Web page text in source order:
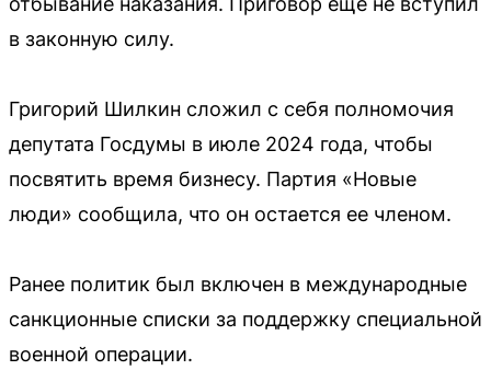
в законную силу.
Григорий Шилкин сложил с себя полномочия
депутата Госдумы в июле 2024 года, чтобы
посвятить время бизнесу. Партия «Новые
люди» сообщила, что он остается ее членом.
Ранее политик был включен в международные
санкционные списки за поддержку специальной
военной операции.